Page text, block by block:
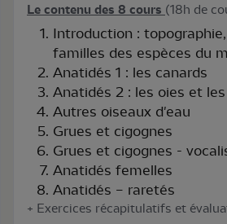
Le contenu des 8 cours (18h de
Introduction :
familles des espèces du
Anatidés 1 : les canards
Anatidés 2 : les oies et
Autres oiseaux d'eau
Grues et cigognes
Grues et cigognes -
Anatidés femelles
Anatidés – raretés
+ Exercices récapitulatifs et